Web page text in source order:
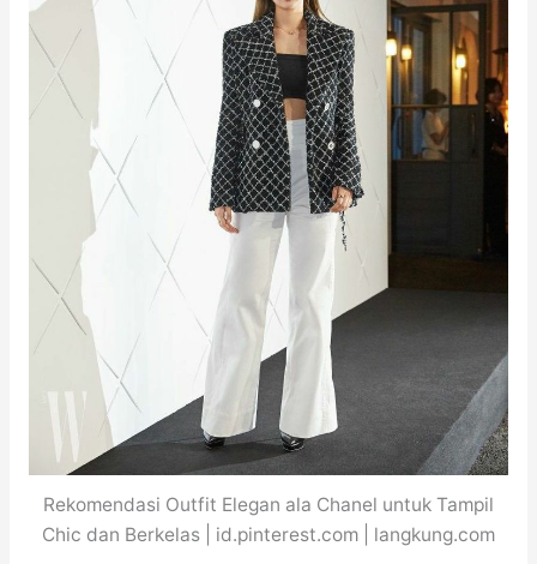
Rekomendasi Outfit Elegan ala Chanel untuk Tampil
Chic dan Berkelas | id.pinterest.com | langkung.com